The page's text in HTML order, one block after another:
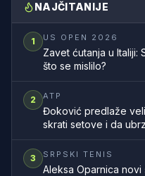
NAJČITANIJE
1 US OPEN 2026
Zavet ćutanja u Italiji:
što se mislilo?
2 ATP
Đoković predlaže
skrati setove i da
3 SRPSKI TENIS
Aleksa Oparnica novi